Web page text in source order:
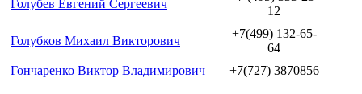
Голубев Евгений Сергеевич
12
Голубков Михаил Викторович
+7(499) 132-65-
64
Гончаренко Виктор Владимирович
+7(727) 3870856